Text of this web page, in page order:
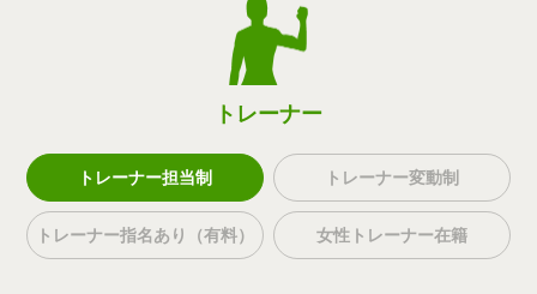
トレーナー
トレーナー担当制 トレーナー変動制
トレーナー指名あり（有料） 女性トレーナー在籍